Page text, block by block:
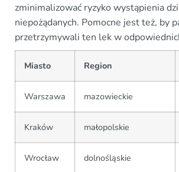
zminimalizować ryzyko wystąpienia
niepożądanych. Pomocne jest też, by
przetrzymywali ten lek w
Miasto Region
Warszawa mazowieckie
Kraków małopolskie
Wrocław dolnośląskie